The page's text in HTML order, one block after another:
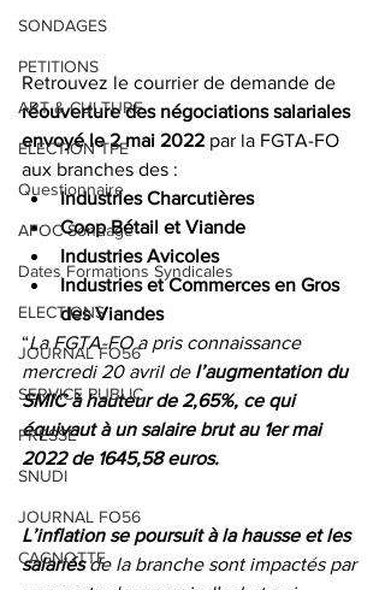
SONDAGES
PETITIONS
ART & CULTURE
ELECTION TPE
Questionnaire
AFOC Sondage
Dates Formations Syndicales
ELECTIONS
JOURNAL FO56
SERVICE PUBLIC
PRESSE
SNUDI
JOURNAL FO56
CAGNOTTE
Retrouvez le courrier de demande de
réouverture des négociations salariales
envoyé le 2 mai 2022 par la FGTA-FO
aux branches des :
Industries Charcutières
Coop Bétail et Viande
Industries Avicoles
Industries et Commerces en Gros
des Viandes
“La FGTA-FO a pris connaissance
mercredi 20 avril de l’augmentation du
SMIC à hauteur de 2,65%, ce qui
équivaut à un salaire brut au 1er mai
2022 de 1645,58 euros.
L’inflation se poursuit à la hausse et les
salariés de la branche sont impactés par